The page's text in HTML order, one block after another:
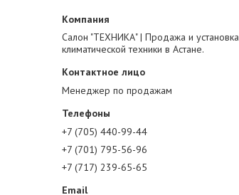
Салон "ТЕХНИКА" | Продажа и установка
климатической техники в Астане.
Менеджер по продажам
+7 (705) 440-99-44
+7 (701) 795-56-96
+7 (717) 239-65-65